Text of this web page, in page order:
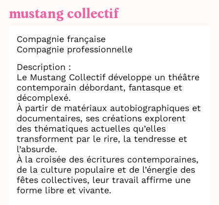
mustang collectif
Compagnie française
Compagnie professionnelle
Description :
Le Mustang Collectif développe un théâtre
contemporain débordant, fantasque et
décomplexé.
À partir de matériaux autobiographiques et
documentaires, ses créations explorent
des thématiques actuelles qu’elles
transforment par le rire, la tendresse et
l’absurde.
À la croisée des écritures contemporaines,
de la culture populaire et de l’énergie des
fêtes collectives, leur travail affirme une
forme libre et vivante.